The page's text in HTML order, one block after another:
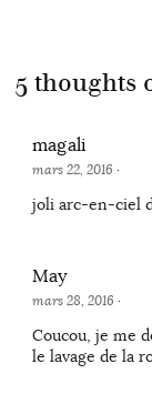
5 thoughts
magali
mars 22, 2016 ·
joli arc-en-ciel
May
mars 28, 2016 ·
Coucou, je me
le lavage de la